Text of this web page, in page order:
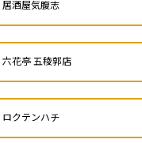
居酒屋気腹志
六花亭 五稜郭店
ロクテンハチ